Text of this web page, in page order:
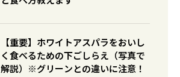
【重要】ホワイトアスパラをおいし
く食べるための下ごしらえ（写真で
解説）※グリーンとの違いに注意！